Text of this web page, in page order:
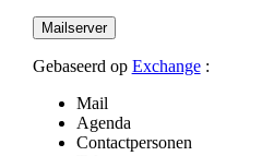
Mailserver
Gebaseerd op Exchange:
Mail
Agenda
Contactpersonen